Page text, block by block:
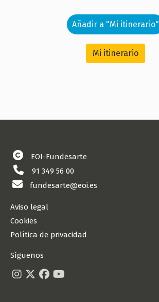
Añadir a "Mi itinerario"
Mi itinerario
EOI-Fundesarte
91 349 56 00
fundesarte@eoi.es
Aviso legal
Cookies
Política de privacidad
Síguenos